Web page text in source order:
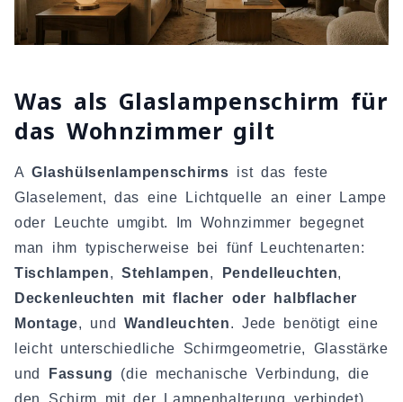
Was als Glaslampenschirm für
das Wohnzimmer gilt
AGlashülsenlampenschirms ist das feste
Glaselement, das eine Lichtquelle an einer Lampe
oder Leuchte umgibt. Im Wohnzimmer begegnet
man ihm typischerweise bei fünf Leuchtenarten:
Tischlampen,Stehlampen, Pendelleuchten,
Deckenleuchten mit flacher oder halbflacher
Montage, undWandleuchten. Jede benötigt eine
leicht unterschiedliche Schirmgeometrie, Glasstärke
und
Fassung
(die mechanische Verbindung, die
den Schirm mit der Lampenhalterung verbindet).